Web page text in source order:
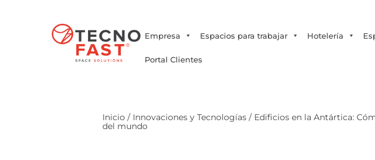
Empresa Espacios para trabajar Hotelería
Portal Clientes
Inicio / Innovaciones y Tecnologías / Edificios en la Antártica:
del mundo